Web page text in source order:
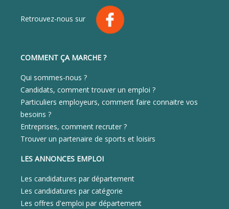
Retrouvez-nous sur
COMMENT ÇA MARCHE ?
Qui sommes-nous ?
Candidats, comment trouver un emploi ?
Particuliers employeurs, comment faire connaitre vos
besoins ?
Entreprises, comment recruter ?
Trouver un partenaire de sports et loisirs
LES ANNONCES EMPLOI
Les candidatures par département
Les candidatures par catégorie
Les offres d'emploi par département